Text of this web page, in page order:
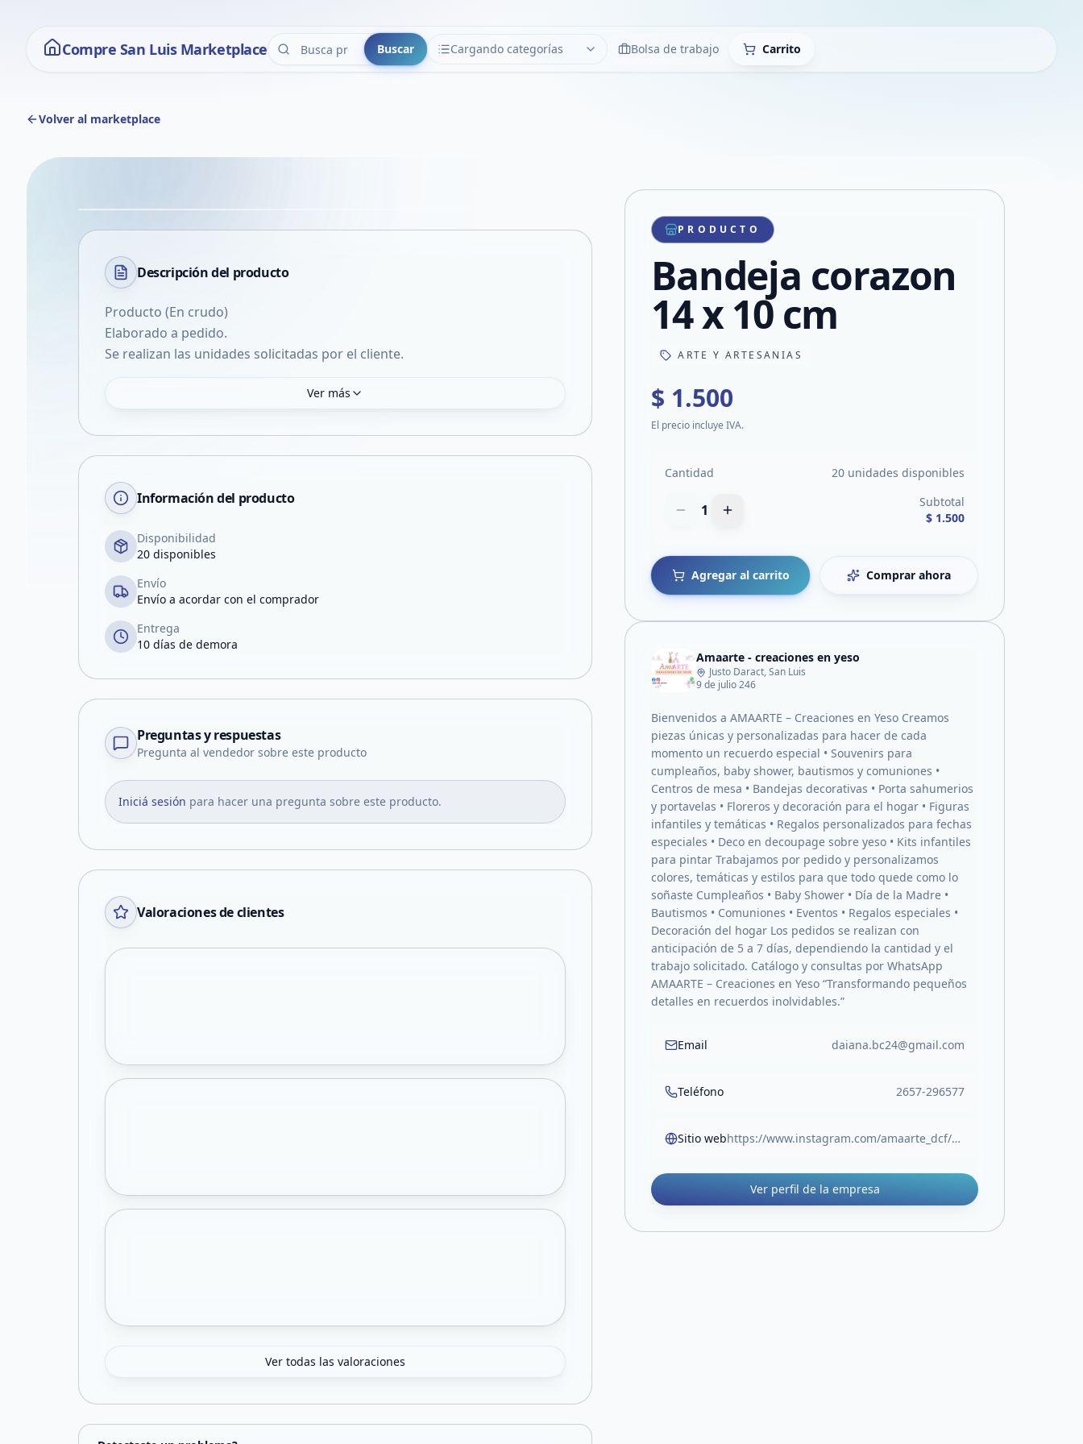
Compre San Luis Marketplace Buscar Cargando categorías
CATEGORÍAS LimpiarBolsa de trabajo Carrito
Volver al marketplace
VER EN PANTALLA COMPLETA
Compartir producto
Compartir por WhatsApp
Compartir por mail
Compartir en Facebook
Compartir en X
Descripción del producto
Producto (En crudo)
Elaborado a pedido.
Se realizan las unidades solicitadas por el cliente.
Ver más
Información del producto
Disponibilidad
20 disponibles
Envío
Envío a acordar con el comprador
Entrega
10 días de demora
Preguntas y respuestas
Pregunta al vendedor sobre este producto
Iniciá sesión para hacer una pregunta sobre este producto.
Valoraciones de clientes
Ver todas las valoraciones
PRODUCTO
Bandeja corazon
14 x 10 cm
ARTE Y ARTESANIAS
$ 1.500
El precio incluye IVA.
Cantidad 20 unidades disponibles
1
Subtotal
$ 1.500
Agregar al carrito Comprar ahora
Amaarte - creaciones en yeso
Justo Daract, San Luis
9 de julio 246
Bienvenidos a AMAARTE – Creaciones en Yeso Creamos
piezas únicas y personalizadas para hacer de cada
momento un recuerdo especial • Souvenirs para
cumpleaños, baby shower, bautismos y comuniones •
Centros de mesa • Bandejas decorativas • Porta sahumerios
y portavelas • Floreros y decoración para el hogar • Figuras
infantiles y temáticas • Regalos personalizados para fechas
especiales • Deco en decoupage sobre yeso • Kits infantiles
para pintar Trabajamos por pedido y personalizamos
colores, temáticas y estilos para que todo quede como lo
soñaste Cumpleaños • Baby Shower • Día de la Madre •
Bautismos • Comuniones • Eventos • Regalos especiales •
Decoración del hogar Los pedidos se realizan con
anticipación de 5 a 7 días, dependiendo la cantidad y el
trabajo solicitado. Catálogo y consultas por WhatsApp
AMAARTE – Creaciones en Yeso “Transformando pequeños
detalles en recuerdos inolvidables.”
Email daiana.bc24@gmail.com
Teléfono 2657-296577
Sitio web https://www.instagram.com/amaarte_dcf/?__pwa=1
Ver perfil de la empresa